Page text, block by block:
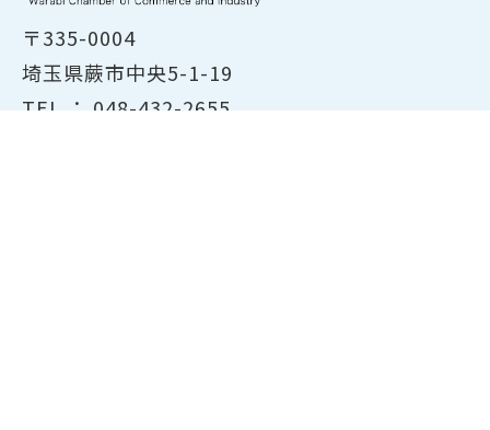
〒335-0004
埼玉県蕨市中央5-1-19
TEL ： 048-432-2655